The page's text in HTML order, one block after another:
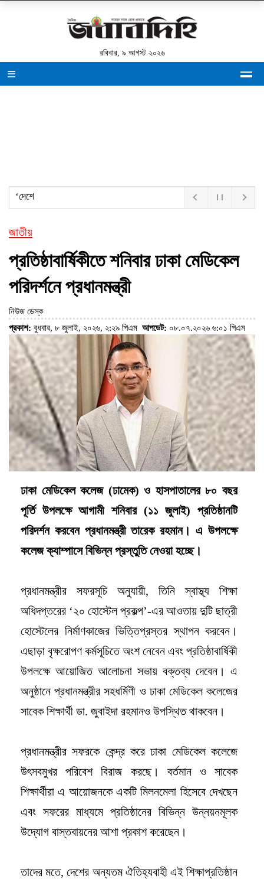
রবিবার, ৯ আগস্ট ২০২৬
‘দেশে প্রাইভ
জাতীয়
প্রতিষ্ঠাবার্ষিকীতে শনিবার ঢাকা মেডিকেল
পরিদর্শনে প্রধানমন্ত্রী
নিউজ ডেস্ক
প্রকাশ: বুধবার, ৮ জুলাই, ২০২৬, ২:২৯ পিএম আপডেট: ০৮.০৭.২০২৬ ৬:০১ পিএম
ঢাকা মেডিকেল কলেজ (ঢামেক) ও হাসপাতালের ৮০ বছর
পূর্তি উপলক্ষে আগামী শনিবার (১১ জুলাই) প্রতিষ্ঠানটি
পরিদর্শন করবেন প্রধানমন্ত্রী তারেক রহমান। এ উপলক্ষে
কলেজ ক্যাম্পাসে বিভিন্ন প্রস্তুতি নেওয়া হচ্ছে।
প্রধানমন্ত্রীর সফরসূচি অনুযায়ী, তিনি স্বাস্থ্য শিক্ষা
অধিদপ্তরের ‘২০ হোস্টেল প্রকল্প’-এর আওতায় দুটি ছাত্রী
হোস্টেলের নির্মাণকাজের ভিত্তিপ্রস্তর স্থাপন করবেন।
এছাড়া বৃক্ষরোপণ কর্মসূচিতে অংশ নেবেন এবং প্রতিষ্ঠাবার্ষিকী
উপলক্ষে আয়োজিত আলোচনা সভায় বক্তব্য দেবেন। এ
অনুষ্ঠানে প্রধানমন্ত্রীর সহধর্মিণী ও ঢাকা মেডিকেল কলেজের
সাবেক শিক্ষার্থী ডা. জুবাইদা রহমানও উপস্থিত থাকবেন।
প্রধানমন্ত্রীর সফরকে কেন্দ্র করে ঢাকা মেডিকেল কলেজে
উৎসবমুখর পরিবেশ বিরাজ করছে। বর্তমান ও সাবেক
শিক্ষার্থীরা এ আয়োজনকে একটি মিলনমেলা হিসেবে দেখছেন
এবং সফরের মাধ্যমে প্রতিষ্ঠানের বিভিন্ন উন্নয়নমূলক
উদ্যোগ বাস্তবায়নের আশা প্রকাশ করেছেন।
তাদের মতে, দেশের অন্যতম ঐতিহ্যবাহী এই শিক্ষাপ্রতিষ্ঠান